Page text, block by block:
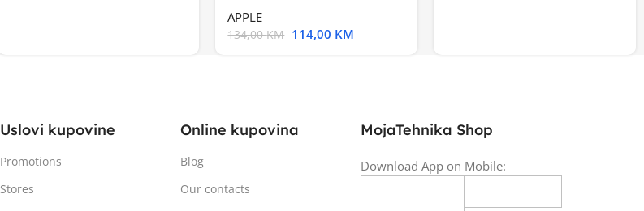
APPLE
134,00KM 114,00 KM
Uslovi kupovine
Promotions
Stores
Online kupovina
Blog
Our contacts
MojaTehnika Shop
Download App on Mobile: